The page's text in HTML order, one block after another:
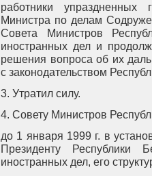
работники упраздненных
Министра по делам
Совета Министров
иностранных дел и
решения вопроса об их
с законодательством
3. Утратил силу.
4. Совету Министров
до 1 января 1999 г. в
Президенту Республики
иностранных дел, его